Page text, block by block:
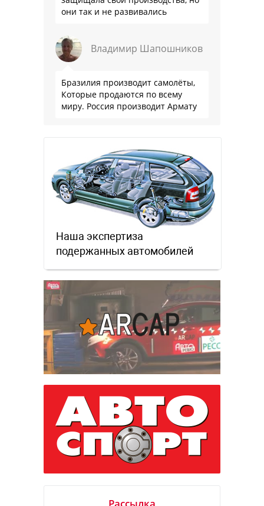
они так и не развивались
Владимир Шапошников
Бразилия производит самолёты,
Которые продаются по всему
миру. Россия производит Армату
Наша экспертиза
подержанных автомобилей
Рассылка